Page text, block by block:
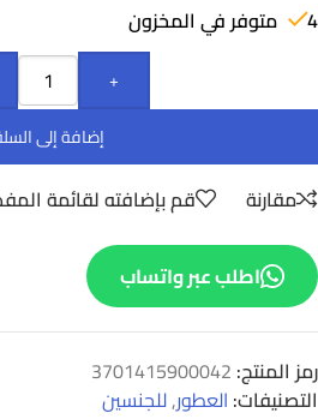
4 متوفر في المخزون
+
إضافة إلى
مقارنة قم بإضافته لقائمة
اطلب عبر واتساب
رمز المنتج: 3701415900042
التصنيفات: العطور,للجنسين